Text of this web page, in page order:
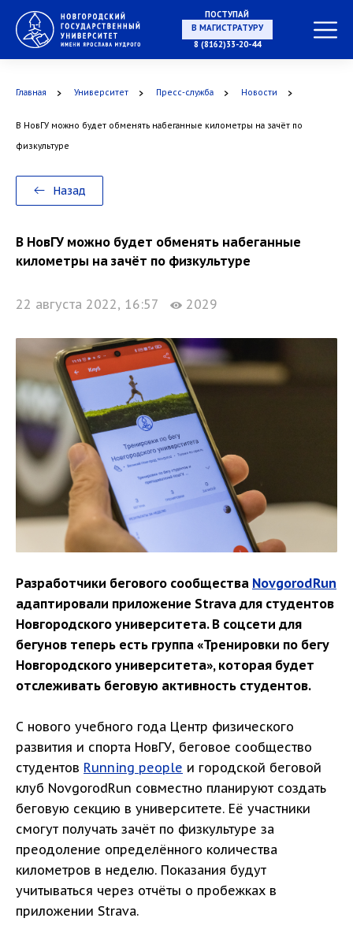
ПОСТУПАЙ
НА СПЕЦИАЛИТЕТ
8 (8162)33-20-44
Главная Университет Пресс-служба Новости
В НовГУ можно будет обменять набеганные километры на зачёт по
физкультуре
Назад
В НовГУ можно будет обменять набеганные
километры на зачёт по физкультуре
22 августа 2022, 16:57 2029
Разработчики бегового сообщества NovgorodRun
адаптировали приложение Strava для студентов
Новгородского университета. В соцсети для
бегунов теперь есть группа «Тренировки по бегу
Новгородского университета», которая будет
отслеживать беговую активность студентов.
С нового учебного года Центр физического
развития и спорта НовГУ, беговое сообщество
студентов Running people и городской беговой
клуб NovgorodRun совместно планируют создать
беговую секцию в университете. Её участники
смогут получать зачёт по физкультуре за
преодоление определённого количества
километров в неделю. Показания будут
учитываться через отчёты о пробежках в
приложении Strava.